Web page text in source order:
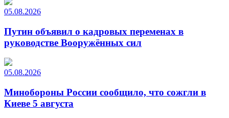
05.08.2026
Путин объявил о кадровых переменах в
руководстве Вооружённых сил
05.08.2026
Минобороны России сообщило, что сожгли в
Киеве 5 августа